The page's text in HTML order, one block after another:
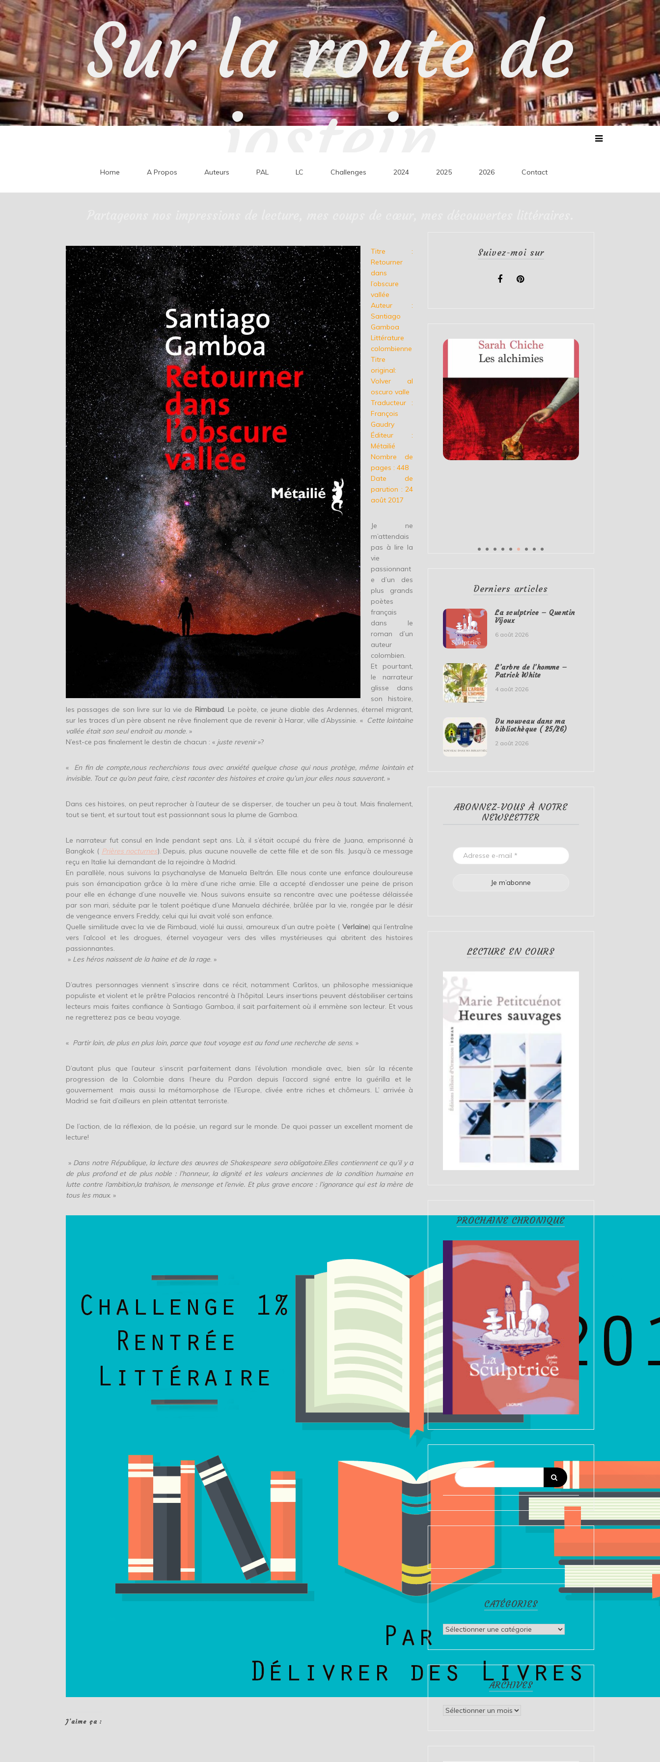
Skip
to
content
Sur la route de
jostein
Home A Propos Auteurs PAL LC Challenges 2024 2025 2026 Contact
Titre :
Retourner
dans
l’obscure
vallée
Auteur :
Santiago
Gamboa
Littérature
colombienne
Titre
original:
Volver al
oscuro valle
Traducteur :
François
Gaudry
Éditeur :
Métailié
Nombre de
pages : 448
Date de
parution : 24
août 2017
Je ne
m’attendais
pas à lire la
vie
passionnant
e d’un des
plus grands
poètes
français
dans le
roman d’un
auteur
colombien.
Et pourtant,
le narrateur
glisse dans
son histoire,
les passages de son livre sur la vie de Rimbaud. Le poète, ce jeune diable des Ardennes, éternel migrant,
sur les traces d’un père absent ne rêve finalement que de revenir à Harar, ville d’Abyssinie. « Cette lointaine
vallée était son seul endroit au monde. »
N’est-ce pas finalement le destin de chacun : « juste revenir»?
«
En fin de compte,nous recherchions tous avec anxiété quelque chose qui nous protège, même lointain et
invisible. Tout ce qu’on peut faire, c’est raconter des histoires et croire qu’un jour elles nous sauveront. »
Dans ces histoires, on peut reprocher à l’auteur de se disperser, de toucher un peu à tout. Mais finalement,
tout se tient, et surtout tout est passionnant sous la plume de Gamboa.
Le narrateur fut consul en Inde pendant sept ans. Là, il s’était occupé du frère de Juana, emprisonné à
Bangkok ( Prières nocturnes). Depuis, plus aucune nouvelle de cette fille et de son fils. Jusqu’à ce message
reçu en Italie lui demandant de la rejoindre à Madrid.
En parallèle, nous suivons la psychanalyse de Manuela Beltrán. Elle nous conte une enfance douloureuse
puis son émancipation grâce à la mère d’une riche amie. Elle a accepté d’endosser une peine de prison
pour elle en échange d’une nouvelle vie. Nous suivons ensuite sa rencontre avec une poétesse délaissée
par son mari, séduite par le talent poétique d’une Manuela déchirée, brûlée par la vie, rongée par le désir
de vengeance envers Freddy, celui qui lui avait volé son enfance.
Quelle similitude avec la vie de Rimbaud, violé lui aussi, amoureux d’un autre poète ( Verlaine) qui l’entraîne
vers l’alcool et les drogues, éternel voyageur vers des villes mystérieuses qui abritent des histoires
passionnantes.
» Les héros naissent de la haine et de la rage. »
D’autres personnages viennent s’inscrire dans ce récit, notamment Carlitos, un philosophe messianique
populiste et violent et le prêtre Palacios rencontré à l’hôpital. Leurs insertions peuvent déstabiliser certains
lecteurs mais faites confiance à Santiago Gamboa, il sait parfaitement où il emmène son lecteur. Et vous
ne regretterez pas ce beau voyage.
« Partir loin, de plus en plus loin, parce que tout voyage est au fond une recherche de sens. »
D’autant plus que l’auteur s’inscrit parfaitement dans l’évolution mondiale avec, bien sûr la récente
progression de la Colombie dans l’heure du Pardon depuis l’accord signé entre la guérilla et le
gouvernement mais aussi la métamorphose de l’Europe, clivée entre riches et chômeurs. L’ arrivée à
Madrid se fait d’ailleurs en plein attentat terroriste.
De l’action, de la réflexion, de la poésie, un regard sur le monde. De quoi passer un excellent moment de
lecture!
» Dans notre République, la lecture des œuvres de Shakespeare sera obligatoire.Elles contiennent ce qu’il y a
de plus profond et de plus noble : l’honneur, la dignité et les valeurs anciennes de la condition humaine en
lutte contre l’ambition,la trahison, le mensonge et l’envie. Et plus grave encore : l’ignorance qui est la mère de
tous les maux. »
J’aime ça :
Suivez-moi sur
Derniers articles
La sculptrice – Quentin
Vijoux
6 août 2026
L’arbre de l’homme –
Patrick White
4 août 2026
Du nouveau dans ma
bibliothèque ( 25/26)
2 août 2026
ABONNEZ-VOUS À NOTRE
NEWSLETTER
LECTURE EN COURS
PROCHAINE CHRONIQUE
CATÉGORIES
Catégories
ARCHIVES
Archives